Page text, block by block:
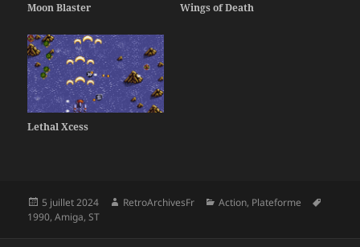
Moon Blaster Wings of Death
Lethal Xcess
Publié
le
5 juillet 2024 Auteur
RetroArchivesFr Catégories
Action, Plateforme
1990,Amiga,ST